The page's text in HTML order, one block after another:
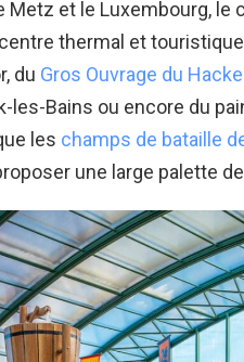
et le Luxembourg, le
thermal et
du Gros Ouvrage du
les-Bains ou encore du
les champs de bataille
une large palette